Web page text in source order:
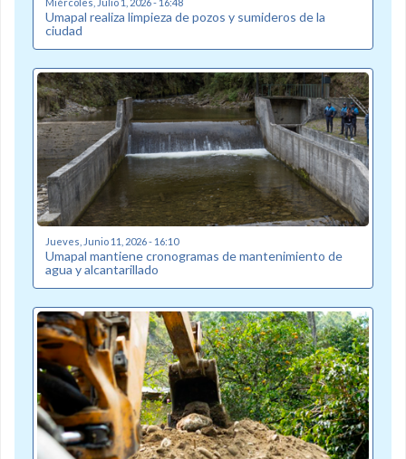
Umapal realiza limpieza de pozos y sumideros de la
ciudad
Jueves, Junio 11, 2026 - 16:10
Umapal mantiene cronogramas de mantenimiento de
agua y alcantarillado